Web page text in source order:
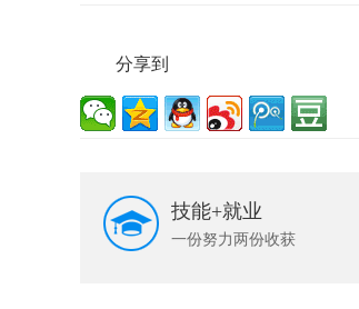
分享到
技能+就业
一份努力两份收获